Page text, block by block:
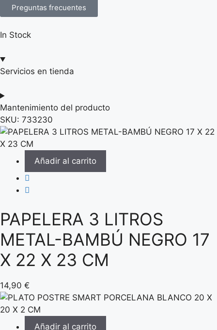
Preguntas frecuentes
In Stock
Servicios en tienda
Mantenimiento del producto
SKU: 733230
Añadir al carrito
PAPELERA 3 LITROS
METAL-BAMBÚ NEGRO 17
X 22 X 23 CM
14,90 €
Añadir al carrito